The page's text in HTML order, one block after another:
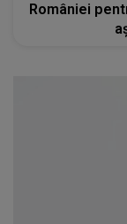
României